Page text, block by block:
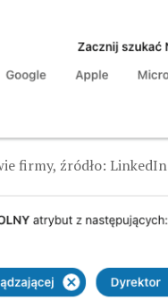
firmy, źródło: LinkedIn